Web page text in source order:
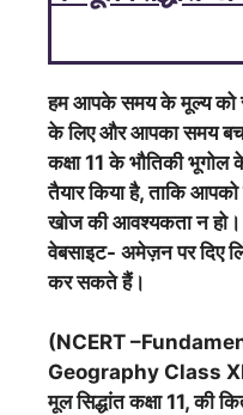
हम आपके समय के मूल्य को
के लिए और आपका समय
कक्षा 11 के भौतिकी भूगोल
तैयार किया है, ताकि आपको
खोज की आवश्यकता न हो।
वेबसाइट- अमेज़न पर दिए
कर सकते हैं।
(NCERT
Geography Class
मूल सिद्धांत कक्षा 11,